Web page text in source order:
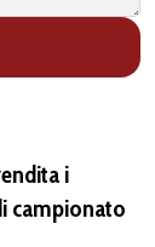
i
campionato